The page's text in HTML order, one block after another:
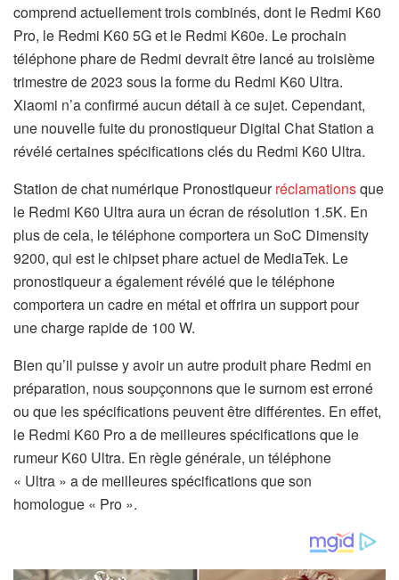
comprend actuellement trois combinés, dont le Redmi K60
Pro, le Redmi K60 5G et le Redmi K60e. Le prochain
téléphone phare de Redmi devrait être lancé au troisième
trimestre de 2023 sous la forme du Redmi K60 Ultra.
Xiaomi n’a confirmé aucun détail à ce sujet. Cependant,
une nouvelle fuite du pronostiqueur Digital Chat Station a
révélé certaines spécifications clés du Redmi K60 Ultra.
Station de chat numérique Pronostiqueurréclamationsque
le Redmi K60 Ultra aura un écran de résolution 1.5K. En
plus de cela, le téléphone comportera un SoC Dimensity
9200, qui est le chipset phare actuel de MediaTek. Le
pronostiqueur a également révélé que le téléphone
comportera un cadre en métal et offrira un support pour
une charge rapide de 100 W.
Bien qu’il puisse y avoir un autre produit phare Redmi en
préparation, nous soupçonnons que le surnom est erroné
ou que les spécifications peuvent être différentes. En effet,
le Redmi K60 Pro a de meilleures spécifications que le
rumeur K60 Ultra. En règle générale, un téléphone
« Ultra » a de meilleures spécifications que son
homologue « Pro ».